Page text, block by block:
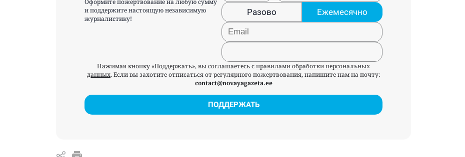
Оформите пожертвование на любую сумму
и поддержите настоящую независимую
журналистику!
Разово
Ежемесячно
Нажимая кнопку «Поддержать», вы соглашаетесь справилами обработки персональных
данных. Если вы захотите отписаться от регулярного пожертвования, напишите нам на почту:
contact@novayagazeta.ee
ПОДДЕРЖАТЬ